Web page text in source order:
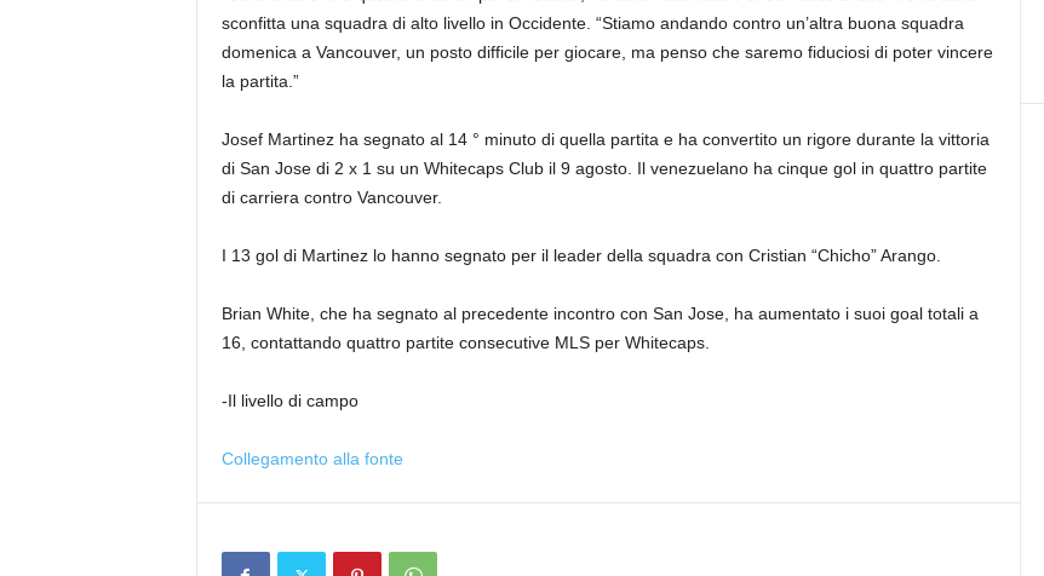
sconfitta una squadra di alto livello in Occidente. “Stiamo andando contro un’altra buona squadra
domenica a Vancouver, un posto difficile per giocare, ma penso che saremo fiduciosi di poter vincere
la partita.”
Josef Martinez ha segnato al 14 ° minuto di quella partita e ha convertito un rigore durante la vittoria
di San Jose di 2 x 1 su un Whitecaps Club il 9 agosto. Il venezuelano ha cinque gol in quattro partite
di carriera contro Vancouver.
I 13 gol di Martinez lo hanno segnato per il leader della squadra con Cristian “Chicho” Arango.
Brian White, che ha segnato al precedente incontro con San Jose, ha aumentato i suoi goal totali a
16, contattando quattro partite consecutive MLS per Whitecaps.
-Il livello di campo
Collegamento alla fonte